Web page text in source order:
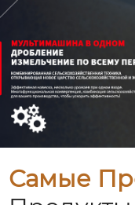
Самые